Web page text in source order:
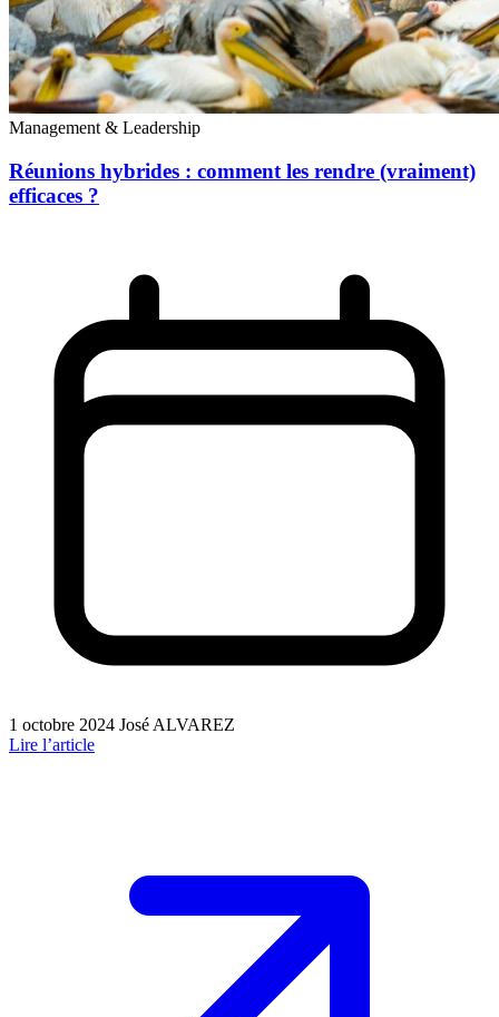
Management & Leadership
Réunions hybrides : comment les rendre (vraiment)
efficaces ?
1 octobre 2024 José ALVAREZ
Lire l’article